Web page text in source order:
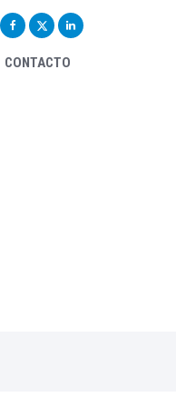
CONTACTO